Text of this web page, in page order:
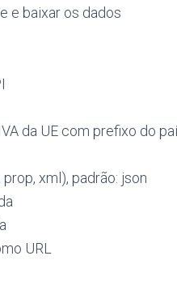
e baixar os dados
da UE com prefixo do
xml), padrão: json
URL